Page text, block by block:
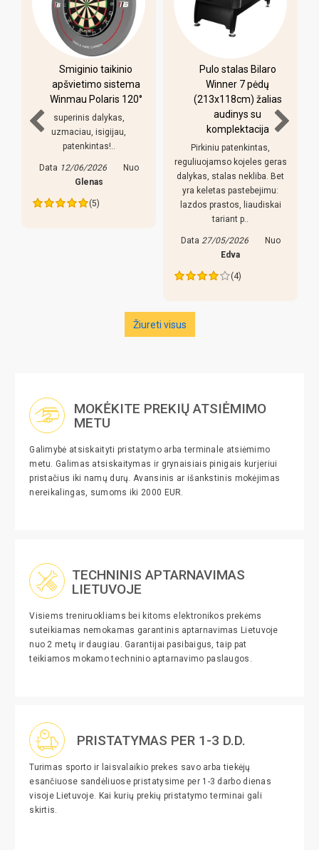
Smiginio taikinio
apšvietimo sistema
Winmau Polaris 120°
superinis dalykas,
uzmaciau, isigijau,
patenkintas!..
Data 12/06/2026
Nuo
Glenas
(5)
Pulo stalas Bilaro
Winner 7 pėdų
(213x118cm) žalias
audinys su
komplektacija
Pirkiniu patenkintas,
reguliuojamso kojeles geras
dalykas, stalas nekliba. Bet
yra keletas pastebejimu:
lazdos prastos, liaudiskai
tariant p..
Data 27/05/2026
Nuo
Edva
(4)
Žiureti visus
MOKĖKITE PREKIŲ ATSIĖMIMO
METU
Galimybė atsiskaityti pristatymo arba terminale atsiėmimo
metu. Galimas atsiskaitymas ir grynaisiais pinigais kurjeriui
pristačius iki namų durų. Avansinis ar išankstinis mokėjimas
nereikalingas, sumoms iki 2000 EUR.
TECHNINIS APTARNAVIMAS
LIETUVOJE
Visiems treniruokliams bei kitoms elektronikos prekėms
suteikiamas nemokamas garantinis aptarnavimas Lietuvoje
nuo 2 metų ir daugiau. Garantijai pasibaigus, taip pat
teikiamos mokamo techninio aptarnavimo paslaugos.
PRISTATYMAS PER 1-3 D.D.
Turimas sporto ir laisvalaikio prekes savo arba tiekėjų
esančiuose sandėliuose pristatysime per 1-3 darbo dienas
visoje Lietuvoje. Kai kurių prekių pristatymo terminai gali
skirtis.